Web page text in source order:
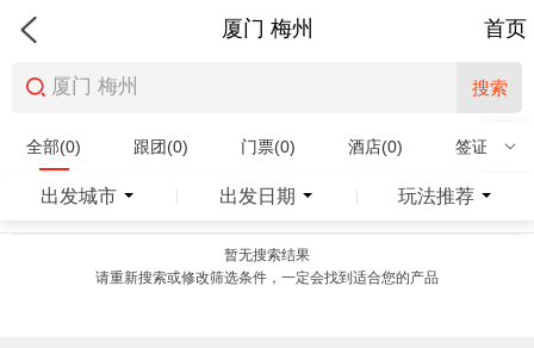
厦门 梅州 首页
搜索
全部(0) 跟团(0) 门票(0) 酒店(0) 签证(0)
特产商品(0)
出发城市 出发日期 玩法推荐
暂无搜索结果
请重新搜索或修改筛选条件，一定会找到适合您的产品